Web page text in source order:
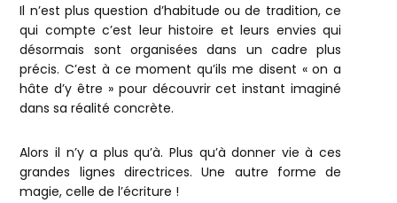
Il n’est plus question d’habitude ou de tradition, ce
qui compte c’est leur histoire et leurs envies qui
désormais sont organisées dans un cadre plus
précis. C’est à ce moment qu’ils me disent « on a
hâte d’y être » pour découvrir cet instant imaginé
dans sa réalité concrète.
Alors il n’y a plus qu’à. Plus qu’à donner vie à ces
grandes lignes directrices. Une autre forme de
magie, celle de l’écriture !